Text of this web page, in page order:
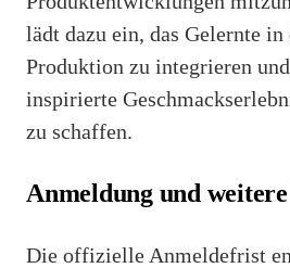
lädt dazu ein, das Gelernte
Produktion zu integrieren
inspirierte
zu schaffen.
Anmeldung und
Die offizielle Anmeldefrist